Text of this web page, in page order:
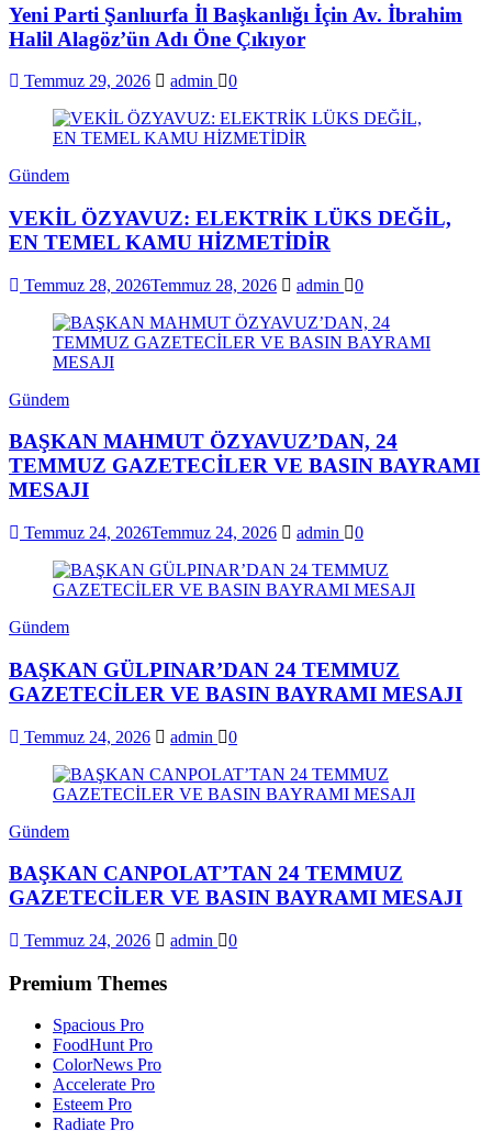
Yeni Parti Şanlıurfa İl Başkanlığı İçin Av. İbrahim
Halil Alagöz’ün Adı Öne Çıkıyor
Temmuz 29, 2026 admin 0
Gündem
VEKİL ÖZYAVUZ: ELEKTRİK LÜKS DEĞİL,
EN TEMEL KAMU HİZMETİDİR
Temmuz 28, 2026Temmuz 28, 2026 admin 0
Gündem
BAŞKAN MAHMUT ÖZYAVUZ’DAN, 24
TEMMUZ GAZETECİLER VE BASIN BAYRAMI
MESAJI
Temmuz 24, 2026Temmuz 24, 2026 admin 0
Gündem
BAŞKAN GÜLPINAR’DAN 24 TEMMUZ
GAZETECİLER VE BASIN BAYRAMI MESAJI
Temmuz 24, 2026 admin 0
Gündem
BAŞKAN CANPOLAT’TAN 24 TEMMUZ
GAZETECİLER VE BASIN BAYRAMI MESAJI
Temmuz 24, 2026 admin 0
Premium Themes
Spacious Pro
FoodHunt Pro
ColorNews Pro
Accelerate Pro
Esteem Pro
Radiate Pro